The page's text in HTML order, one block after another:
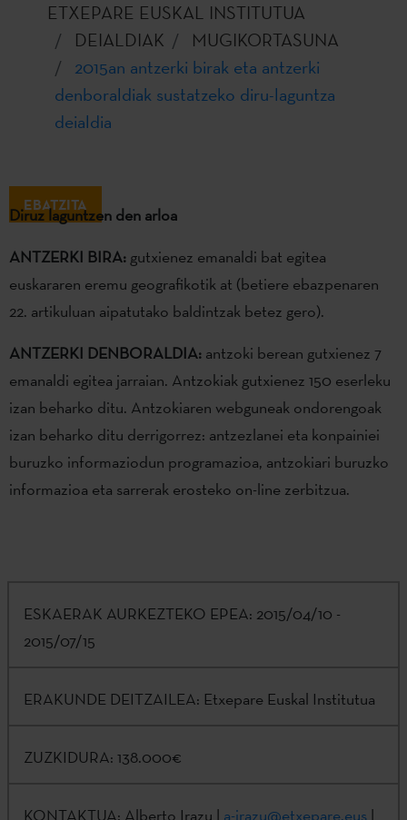
ETXEPARE EUSKAL INSTITUTUA
DEIALDIAK
MUGIKORTASUNA
2015an antzerki birak eta antzerki
denboraldiak sustatzeko diru-laguntza
deialdia
EBATZITA
Diruz laguntzen den arloa
ANTZERKI BIRA: gutxienez emanaldi bat egitea
euskararen eremu geografikotik at (betiere ebazpenaren
22. artikuluan aipatutako baldintzak betez gero).
ANTZERKI DENBORALDIA: antzoki berean gutxienez 7
emanaldi egitea jarraian. Antzokiak gutxienez 150 eserleku
izan beharko ditu. Antzokiaren webguneak ondorengoak
izan beharko ditu derrigorrez: antzezlanei eta konpainiei
buruzko informaziodun programazioa, antzokiari buruzko
informazioa eta sarrerak erosteko on-line zerbitzua.
ESKAERAK AURKEZTEKO EPEA: 2015/04/10 -
2015/07/15
ERAKUNDE DEITZAILEA: Etxepare Euskal Institutua
ZUZKIDURA: 138.000€
KONTAKTUA: Alberto Irazu | a-irazu@etxepare.eus |